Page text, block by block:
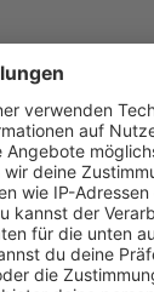
GÄSTE: MEHR